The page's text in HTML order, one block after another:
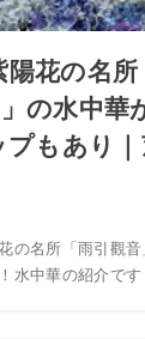
陽花の名
の水中華
もあり｜
の名所「雨引觀
水中華の紹介です